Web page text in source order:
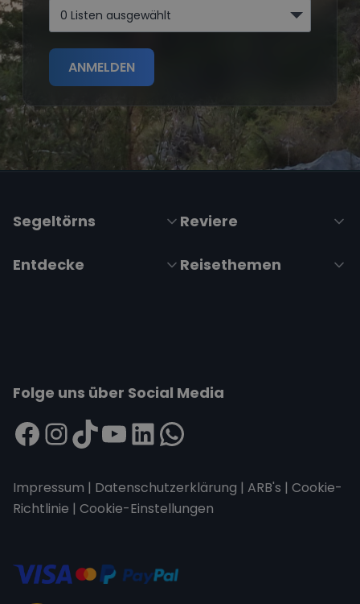
0 Listen ausgewählt
ANMELDEN
Segeltörns Reviere
Entdecke Reisethemen
Folge uns über Social Media
Impressum | Datenschutzerklärung | ARB's | Cookie-
Richtlinie | Cookie-Einstellungen